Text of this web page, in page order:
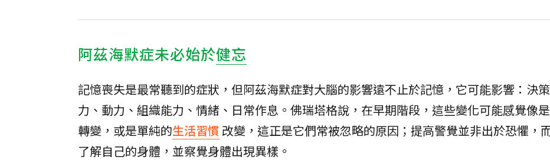
阿茲海默症未必始於健忘
記憶喪失是最常聽到的症狀，但阿茲海默症對大腦的影響遠不止於記憶，它可能影響：決
力、動力、組織能力、情緒、日常作息。佛瑞塔格說，在早期階段，這些變化可能感覺像
轉變，或是單純的生活習慣 改變，這正是它們常被忽略的原因；提高警覺並非出於恐懼，
了解自己的身體，並察覺身體出現異樣。